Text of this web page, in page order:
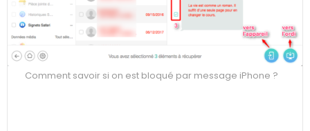
Comment savoir si on est bloqué par message iPhone ?